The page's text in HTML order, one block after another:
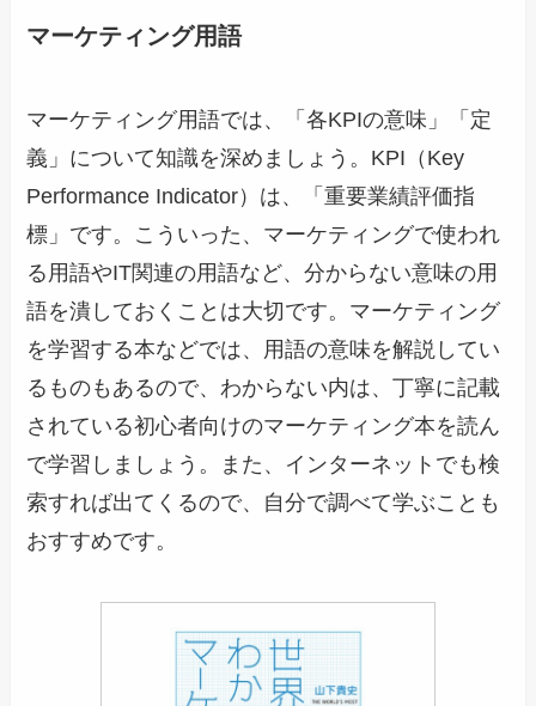
マーケティング用語
マーケティング用語では、「各KPIの意味」「定
義」について知識を深めましょう。KPI（Key
Performance Indicator）は、「重要業績評価指
標」です。こういった、マーケティングで使われ
る用語やIT関連の用語など、分からない意味の用
語を潰しておくことは大切です。マーケティング
を学習する本などでは、用語の意味を解説してい
るものもあるので、わからない内は、丁寧に記載
されている初心者向けのマーケティング本を読ん
で学習しましょう。また、インターネットでも検
索すれば出てくるので、自分で調べて学ぶことも
おすすめです。